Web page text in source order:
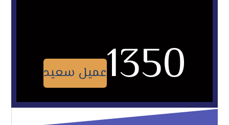
1350عميل سعيد